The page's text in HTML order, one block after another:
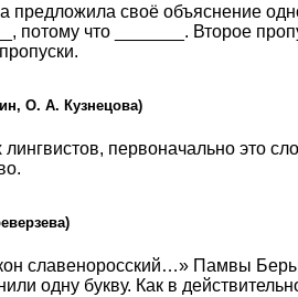
предложила своё объяснение
потому что _______. Второе
О. А. Кузнецова)
первоначально это
славеноросский…» Памвы
одну букву. Как в